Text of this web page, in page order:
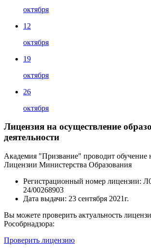
октября
12
октября
19
октября
26
октября
Лицензия на осуществление
деятельности
Академия "Призвание" проводит обучение
Лицензии Министерства Образования
Регистрационный номер лицензии:
24/00268903
Дата выдачи: 23 сентября 2021г.
Вы можете проверить актуальность
Рособрнадзора:
Проверить лицензию